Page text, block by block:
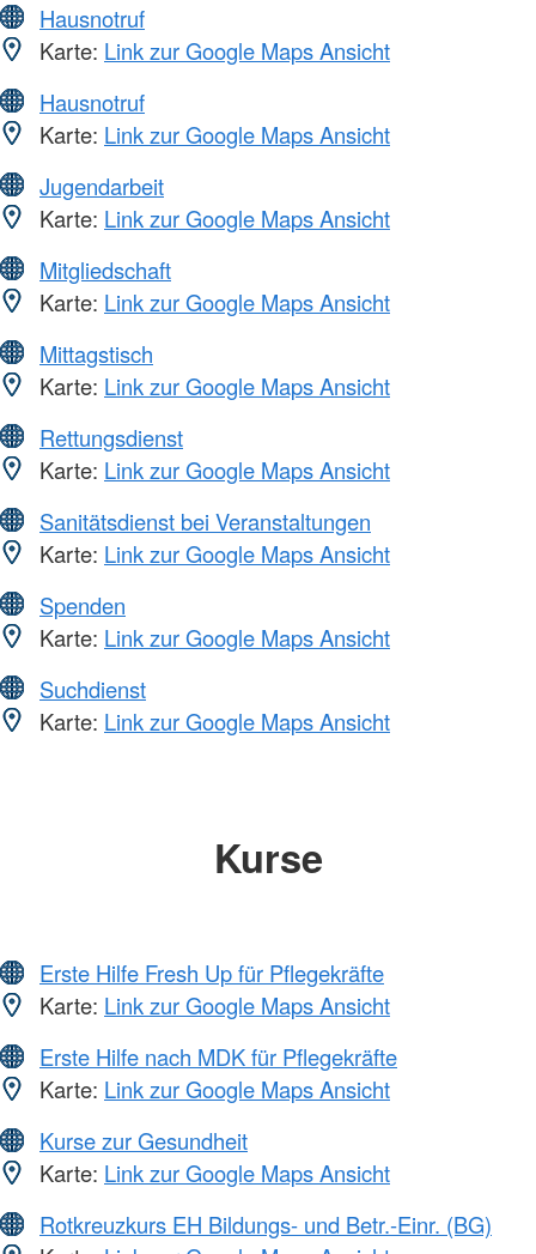
Hausnotruf
Karte: Link zur Google Maps Ansicht
Hausnotruf
Karte: Link zur Google Maps Ansicht
Jugendarbeit
Karte: Link zur Google Maps Ansicht
Mitgliedschaft
Karte: Link zur Google Maps Ansicht
Mittagstisch
Karte: Link zur Google Maps Ansicht
Rettungsdienst
Karte: Link zur Google Maps Ansicht
Sanitätsdienst bei Veranstaltungen
Karte: Link zur Google Maps Ansicht
Spenden
Karte: Link zur Google Maps Ansicht
Suchdienst
Karte: Link zur Google Maps Ansicht
Kurse
Erste Hilfe Fresh Up für Pflegekräfte
Karte: Link zur Google Maps Ansicht
Erste Hilfe nach MDK für Pflegekräfte
Karte: Link zur Google Maps Ansicht
Kurse zur Gesundheit
Karte: Link zur Google Maps Ansicht
Rotkreuzkurs EH Bildungs- und Betr.-Einr. (BG)